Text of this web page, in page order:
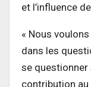
et l’influence
« Nous
dans les
se questionner
contribution au